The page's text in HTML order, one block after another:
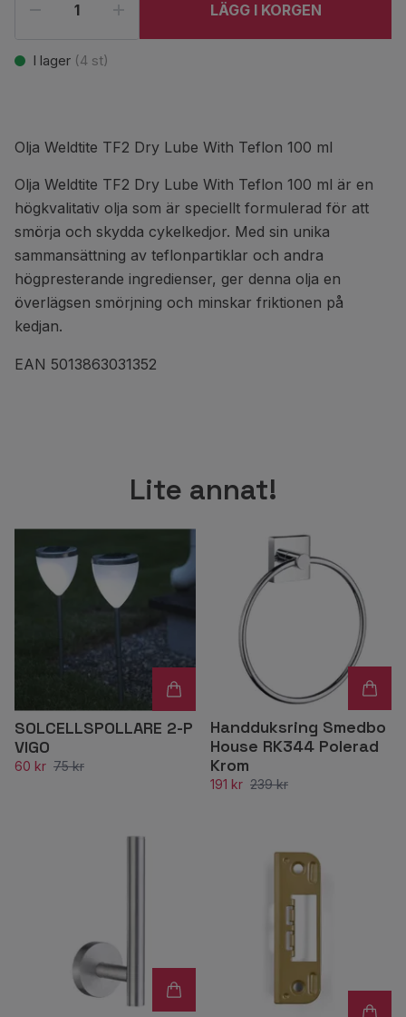
LÄGG I KORGEN
I lager (4 st)
Olja Weldtite TF2 Dry Lube With Teflon 100 ml
Olja Weldtite TF2 Dry Lube With Teflon 100 ml är en
högkvalitativ olja som är speciellt formulerad för att
smörja och skydda cykelkedjor. Med sin unika
sammansättning av teflonpartiklar och andra
högpresterande ingredienser, ger denna olja en
överlägsen smörjning och minskar friktionen på
kedjan.
EAN 5013863031352
Lite annat!
SOLCELLSPOLLARE 2-P
VIGO
60 kr 75 kr
Handduksring Smedbo
House RK344 Polerad
Krom
191 kr 239 kr